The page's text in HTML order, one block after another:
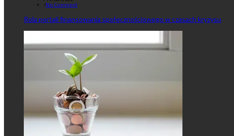
/No Comment
Rola portali finansowania społecznościowego w czasach kryzysu